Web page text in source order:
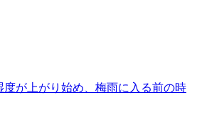
が上がり始め、梅雨に入る前の時